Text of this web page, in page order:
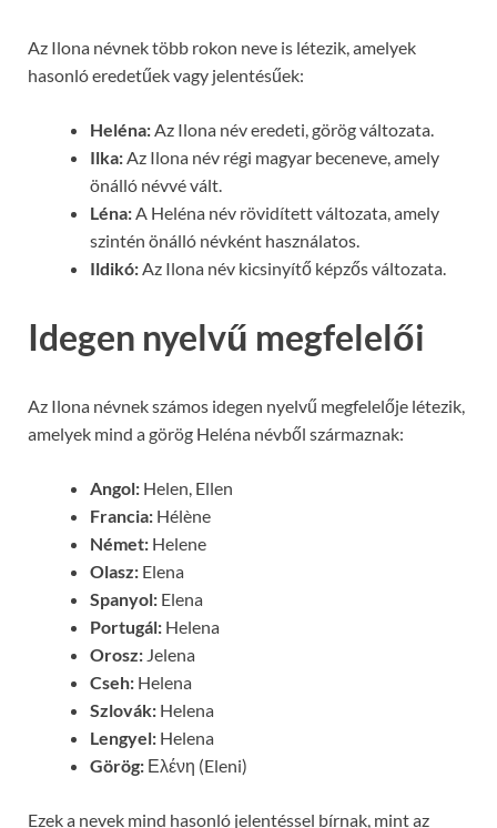
Az Ilona névnek több rokon neve is létezik, amelyek
hasonló eredetűek vagy jelentésűek:
Heléna:Az Ilona név eredeti, görög változata.
Ilka:Az Ilona név régi magyar beceneve, amely
önálló névvé vált.
Léna:A Heléna név rövidített változata, amely
szintén önálló névként használatos.
Ildikó:Az Ilona név kicsinyítő képzős változata.
Idegen nyelvű megfelelői
Az Ilona névnek számos idegen nyelvű megfelelője létezik,
amelyek mind a görög Heléna névből származnak:
Angol: Helen, Ellen
Francia: Hélène
Német: Helene
Olasz: Elena
Spanyol: Elena
Portugál: Helena
Orosz: Jelena
Cseh: Helena
Szlovák: Helena
Lengyel: Helena
Görög: Ελένη (Eleni)
Ezek a nevek mind hasonló jelentéssel bírnak, mint az